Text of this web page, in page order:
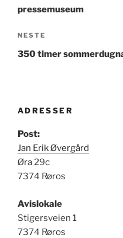
pressemuseum
Neste
innlegg
NESTE
350 timer
ADRESSER
Post:
Jan Erik Øvergård
Øra 29c
7374 Røros
Avislokale
Stigersveien 1
7374 Røros